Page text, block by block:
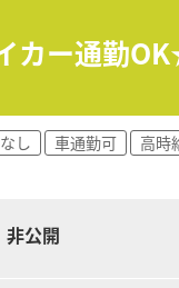
カー通勤
し 車通勤可 高時
非公開